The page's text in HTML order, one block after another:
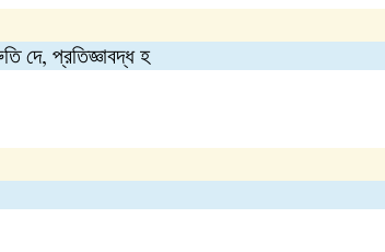
দে, প্রতিজ্ঞাবদ্ধ হ